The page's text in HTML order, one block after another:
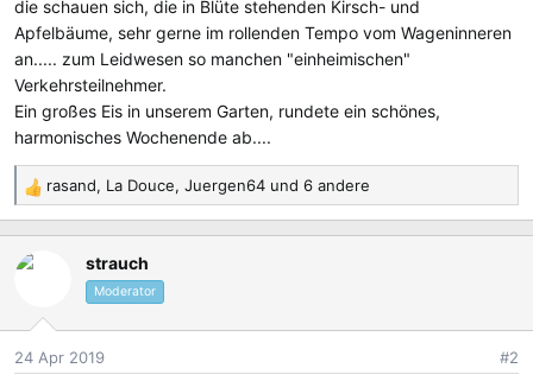
die schauen sich, die in Blüte stehenden Kirsch- und
Apfelbäume, sehr gerne im rollenden Tempo vom Wageninneren
an..... zum Leidwesen so manchen "einheimischen"
Verkehrsteilnehmer.
Ein großes Eis in unserem Garten, rundete ein schönes,
harmonisches Wochenende ab....
R
e
a
k
o
n
rasand, La Douce, Juergen64 und 6 andere
strauch
Moderator
24 Apr 2019 #2